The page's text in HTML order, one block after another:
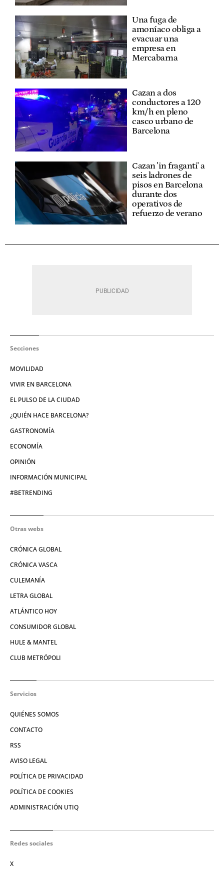
Una fuga de
amoníaco obliga a
evacuar una
empresa en
Mercabarna
Cazan a dos
conductores a 120
km/h en pleno
casco urbano de
Barcelona
Cazan 'in fraganti' a
seis ladrones de
pisos en Barcelona
durante dos
operativos de
refuerzo de verano
Secciones
MOVILIDAD
VIVIR EN BARCELONA
EL PULSO DE LA CIUDAD
¿QUIÉN HACE BARCELONA?
GASTRONOMÍA
ECONOMÍA
OPINIÓN
INFORMACIÓN MUNICIPAL
#BETRENDING
Otras webs
CRÓNICA GLOBAL
CRÓNICA VASCA
CULEMANÍA
LETRA GLOBAL
ATLÁNTICO HOY
CONSUMIDOR GLOBAL
HULE & MANTEL
CLUB METRÓPOLI
Servicios
QUIÉNES SOMOS
CONTACTO
RSS
AVISO LEGAL
POLÍTICA DE PRIVACIDAD
POLÍTICA DE COOKIES
ADMINISTRACIÓN UTIQ
Redes sociales
X